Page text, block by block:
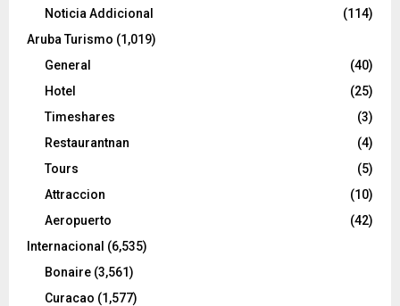
Noticia Addicional
(114)
Aruba Turismo (1,019)
General
(40)
Hotel
(25)
Timeshares
(3)
Restaurantnan
(4)
Tours
(5)
Attraccion
(10)
Aeropuerto
(42)
Internacional (6,535)
Bonaire (3,561)
Curacao (1,577)